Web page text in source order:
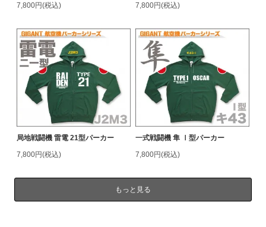
7,800円(税込)
7,800円(税込)
局地戦闘機 雷電 21型パーカー
7,800円(税込)
一式戦闘機 隼 Ⅰ型パーカー
7,800円(税込)
もっと見る